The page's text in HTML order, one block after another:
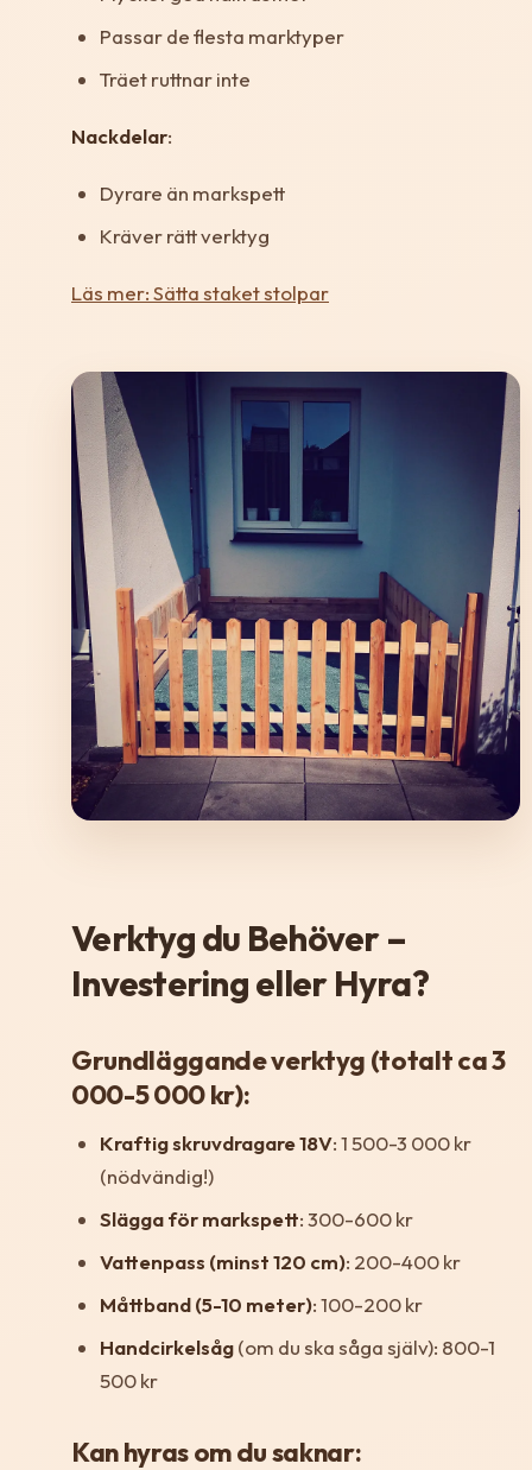
Passar de flesta marktyper
Träet ruttnar inte
Nackdelar:
Dyrare än markspett
Kräver rätt verktyg
Läs mer: Sätta staket stolpar
Verktyg du Behöver –
Investering eller Hyra?
Grundläggande verktyg (totalt ca 3
000-5 000 kr):
Kraftig skruvdragare 18V: 1 500-3 000 kr
(nödvändig!)
Slägga för markspett: 300-600 kr
Vattenpass (minst 120 cm): 200-400 kr
Måttband (5-10 meter): 100-200 kr
Handcirkelsåg(om du ska såga själv): 800-1
500 kr
Kan hyras om du saknar: